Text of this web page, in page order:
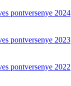
pontversenye 2024
pontversenye 2023
pontversenye 2022